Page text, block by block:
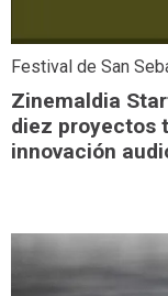
Festival de San
Zinemaldia
diez proyectos
innovación